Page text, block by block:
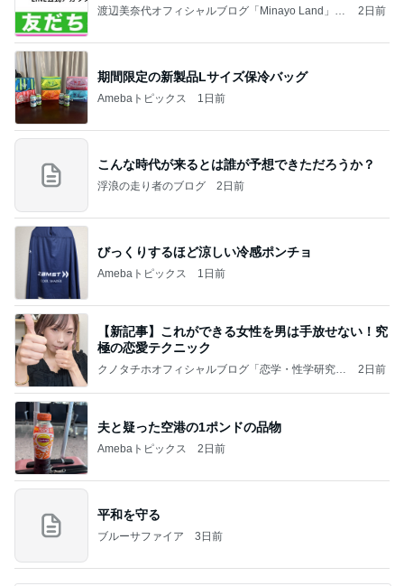
渡辺美奈代オフィシャルブログ「Minayo Land」P
2日前
期間限定の新製品Lサイズ保冷バッグ
Amebaトピックス 1日前
こんな時代が来るとは誰が予想できただろうか？
浮浪の走り者のブログ 2日前
びっくりするほど涼しい冷感ポンチョ
Amebaトピックス 1日前
【新記事】これができる女性を男は手放せない！究
極の恋愛テクニック
クノタチホオフィシャルブログ「恋学・性学研究
2日前
夫と疑った空港の1ポンドの品物
Amebaトピックス 2日前
平和を守る
ブルーサファイア 3日前